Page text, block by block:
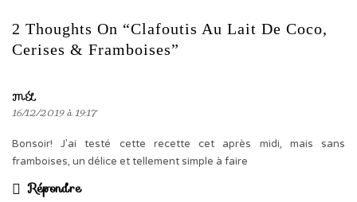
2 Thoughts On “Clafoutis Au Lait De Coco,
Cerises & Framboises”
MÉL
16/12/2019 à 19:17
Bonsoir! J’ai testé cette recette cet après midi, mais sans
framboises, un délice et tellement simple à faire
Répondre